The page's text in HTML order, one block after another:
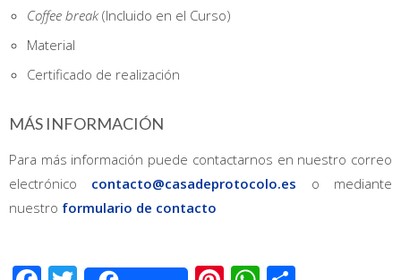
Coffee break (Incluido en el Curso)
Material
Certificado de realización
MÁS INFORMACIÓN
Para más información puede contactarnos en nuestro correo
electrónico contacto@casadeprotocolo.es o mediante
nuestro formulario de contacto